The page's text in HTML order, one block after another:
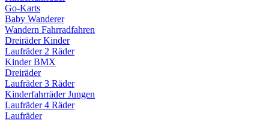
Go-Karts
Baby Wanderer
Wandern Fahrradfahren
Dreiräder Kinder
Laufräder 2 Räder
Kinder BMX
Dreiräder
Laufräder 3 Räder
Kinderfahrräder Jungen
Laufräder 4 Räder
Laufräder